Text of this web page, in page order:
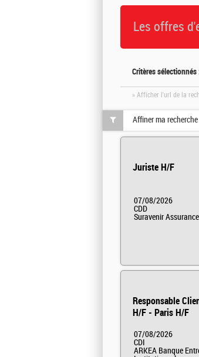
Les offres
Critères sélectionnés
» Afficher l'url de la
Juriste H/F
07/08/2026
CDD
Suravenir
Responsable
H/F - Paris H/F
07/08/2026
CDI
ARKEA Banque
Affiner ma recherche